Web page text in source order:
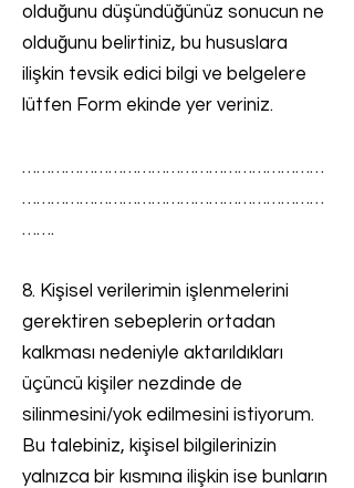
olduğunu düşündüğünüz sonucun ne
olduğunu belirtiniz, bu hususlara
ilişkin tevsik edici bilgi ve belgelere
lütfen Form ekinde yer veriniz.
………………………………………………………
………………………………………………………
…….
8. Kişisel verilerimin işlenmelerini
gerektiren sebeplerin ortadan
kalkması nedeniyle aktarıldıkları
üçüncü kişiler nezdinde de
silinmesini/yok edilmesini istiyorum.
Bu talebiniz, kişisel bilgilerinizin
yalnızca bir kısmına ilişkin ise bunların